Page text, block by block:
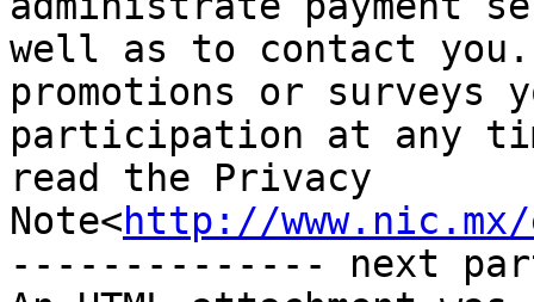
well as to contact
promotions or surveys
participation at any
read the Privacy
Note<http://www.nic.mx/
-------------- next